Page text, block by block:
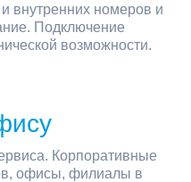
внутренних номеров и
Подключение
возможности.
Корпоративные
офисы, филиалы в